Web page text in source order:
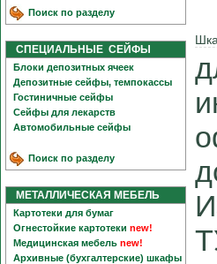
Поиск по разделу
СПЕЦИАЛЬНЫЕ СЕЙФЫ
Блоки депозитных ячеек
Депозитные сейфы, темпокассы
Гостиничные сейфы
Сейфы для лекарств
Автомобильные сейфы
Поиск по разделу
МЕТАЛЛИЧЕСКАЯ МЕБЕЛЬ
Картотеки для бумаг
Огнестойкие картотеки new!
Медицинская мебель new!
Архивные (бухгалтерские) шкафы